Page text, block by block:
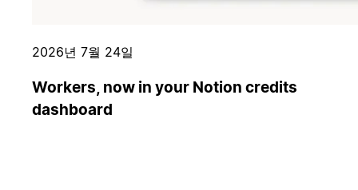
2026년 7월 24일
Workers, now in your Notion credits
dashboard